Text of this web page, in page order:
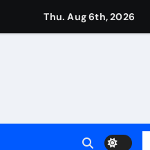
Thu. Aug 6th, 2026